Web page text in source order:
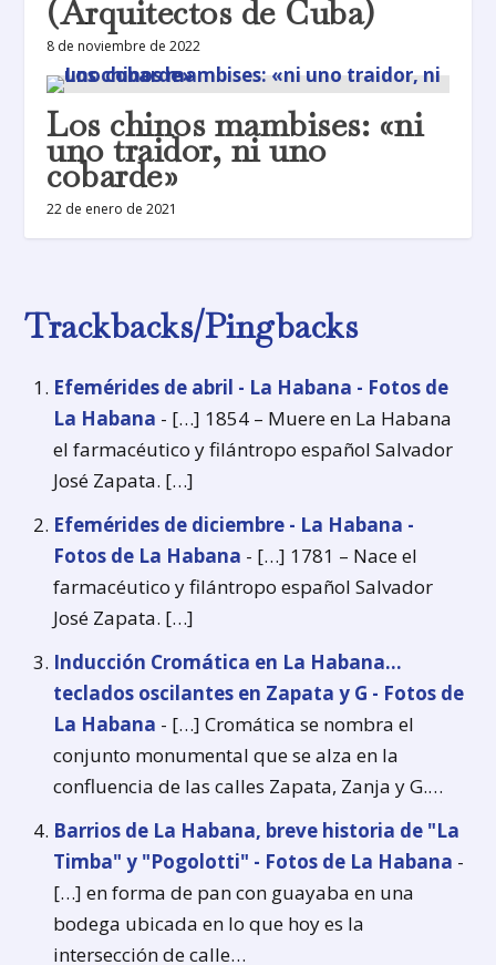
(Arquitectos de Cuba)
8 de noviembre de 2022
Los chinos mambises: «ni
uno traidor, ni uno
cobarde»
22 de enero de 2021
Trackbacks/Pingbacks
Efemérides de abril - La Habana - Fotos de
La Habana - […] 1854 – Muere en La Habana
el farmacéutico y filántropo español Salvador
José Zapata. […]
Efemérides de diciembre - La Habana -
Fotos de La Habana - […] 1781 – Nace el
farmacéutico y filántropo español Salvador
José Zapata. […]
Inducción Cromática en La Habana...
teclados oscilantes en Zapata y G - Fotos de
La Habana - […] Cromática se nombra el
conjunto monumental que se alza en la
confluencia de las calles Zapata, Zanja y G.…
Barrios de La Habana, breve historia de "La
Timba" y "Pogolotti" - Fotos de La Habana -
[…] en forma de pan con guayaba en una
bodega ubicada en lo que hoy es la
intersección de calle…